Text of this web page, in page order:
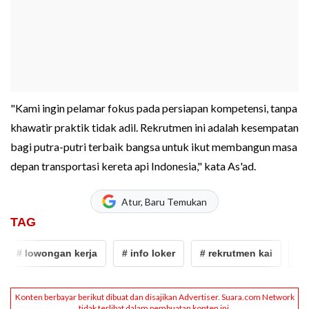
"Kami ingin pelamar fokus pada persiapan kompetensi, tanpa
khawatir praktik tidak adil. Rekrutmen ini adalah kesempatan
bagi putra-putri terbaik bangsa untuk ikut membangun masa
depan transportasi kereta api Indonesia," kata As'ad.
Atur, Baru Temukan
TAG
# lowongan kerja # info loker # rekrutmen kai